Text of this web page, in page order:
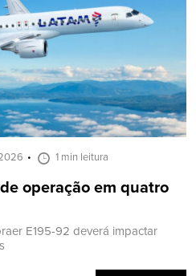
1 min leitura
operação em quatro
E195-92 deverá impactar